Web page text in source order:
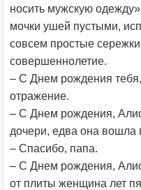
носить мужскую
мочки ушей пустыми,
совсем простые
совершеннолетие.
– С Днем рождения
отражение.
– С Днем рождения,
дочери, едва она вошла
– Спасибо, папа.
– С Днем рождения,
от плиты женщина лет